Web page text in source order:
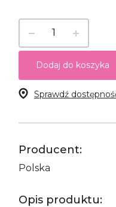
Dodaj do koszyka
Sprawdź
Producent:
Polska
Opis produktu: